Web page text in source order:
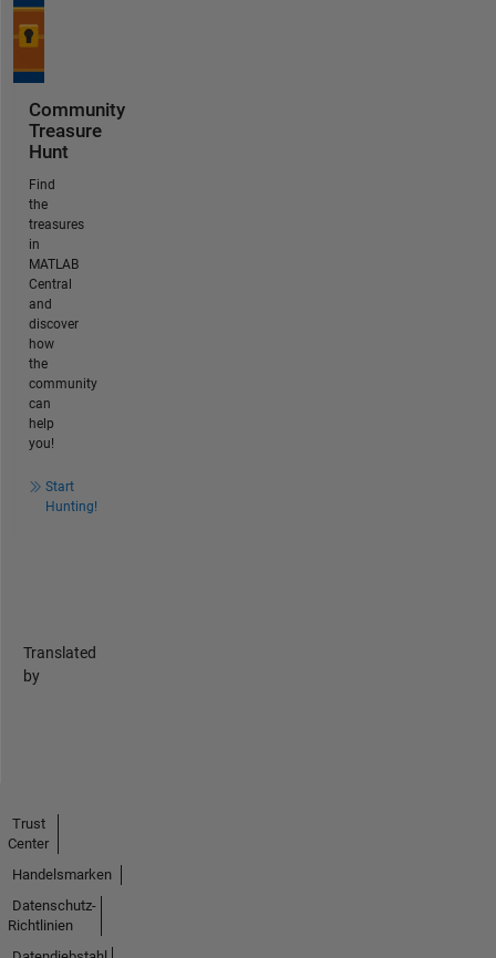
Community
Treasure
Hunt
Find
the
treasures
in
MATLAB
Central
and
discover
how
the
community
can
help
you!
Start
Hunting!
Translated
by
Trust
Center
Handelsmarken
Datenschutz-
Richtlinien